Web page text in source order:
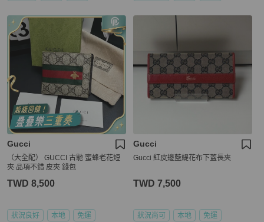
Gucci
（大全配） GUCCI 古馳 蜜蜂老花短
夾 品項不錯 皮夾 錢包
TWD 8,500
狀況良好 本地 免運
Gucci
Gucci 紅皮邊藍緹花布下蓋長夾
TWD 7,500
狀況尚可 本地 免運